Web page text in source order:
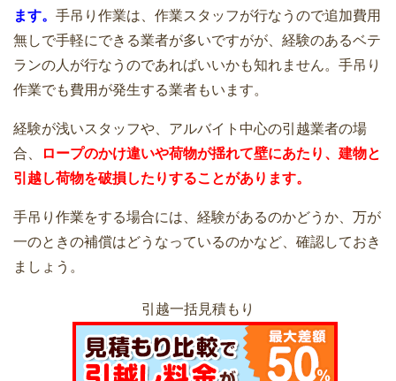
引越業者と契約する前に必ず確認してお
きたい3つのこと
るかで第一印象が違う
引越しの荷造りは部屋単位で行なうのが
作業効率向上のコツ
引っ越し見積もり依頼をするタイミング
で安くも高くもなる
デメリット・活用ポイントのコツを知ろ
う
引っ越し当日の天気が雨でも決行！延
期・キャンセル出来ない
ます。 手吊り作業は、作業スタッフが行なうので追加費用
無しで手軽にできる業者が多いですがが、経験のあるベテ
ランの人が行なうのであればいいかも知れません。手吊り
作業でも費用が発生する業者もいます。
経験が浅いスタッフや、アルバイト中心の引越業者の場
合、
ロープのかけ違いや荷物が揺れて壁にあたり、建物と
引越し荷物を破損したりすることがあります。
手吊り作業をする場合には、経験があるのかどうか、万が
一のときの補償はどうなっているのかなど、確認しておき
ましょう。
引越一括見積もり